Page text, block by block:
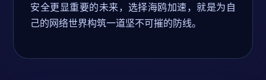
安全更显重要的未来，选择海鸥加速，就是为自
己的网络世界构筑一道坚不可摧的防线。